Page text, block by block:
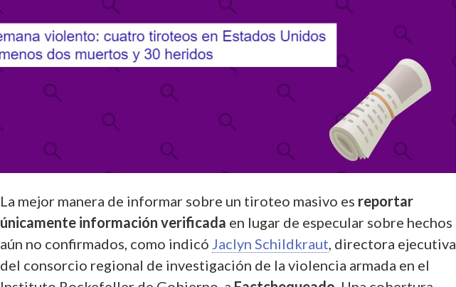
La mejor manera de informar sobre un tiroteo masivo es reportar
únicamente información verificada en lugar de especular sobre hechos
aún no confirmados, como indicó Jaclyn Schildkraut , directora ejecutiva
del consorcio regional de investigación de la violencia armada en el